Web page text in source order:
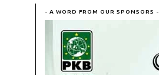
- A WORD FROM OUR SPONSORS -